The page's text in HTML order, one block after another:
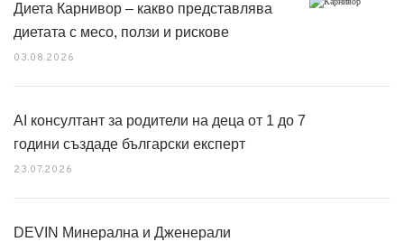
Диета Карнивор – какво представлява
диетата с месо, ползи и рискове
03.08.2026
AI консултант за родители на деца от 1 до 7
години създаде български експерт
23.07.2026
DEVIN Минерална и Дженерали